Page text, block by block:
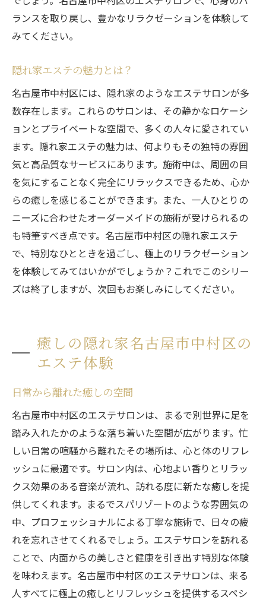
ランスを取り戻し、豊かなリラクゼーションを体験して
みてください。
隠れ家エステの魅力とは？
名古屋市中村区には、隠れ家のようなエステサロンが多
数存在します。これらのサロンは、その静かなロケーシ
ョンとプライベートな空間で、多くの人々に愛されてい
ます。隠れ家エステの魅力は、何よりもその独特の雰囲
気と高品質なサービスにあります。施術中は、周囲の目
を気にすることなく完全にリラックスできるため、心か
らの癒しを感じることができます。また、一人ひとりの
ニーズに合わせたオーダーメイドの施術が受けられるの
も特筆すべき点です。名古屋市中村区の隠れ家エステ
で、特別なひとときを過ごし、極上のリラクゼーション
を体験してみてはいかがでしょうか？これでこのシリー
ズは終了しますが、次回もお楽しみにしてください。
癒しの隠れ家名古屋市中村区の
エステ体験
日常から離れた癒しの空間
名古屋市中村区のエステサロンは、まるで別世界に足を
踏み入れたかのような落ち着いた空間が広がります。忙
しい日常の喧騒から離れたその場所は、心と体のリフレ
ッシュに最適です。サロン内は、心地よい香りとリラッ
クス効果のある音楽が流れ、訪れる度に新たな癒しを提
供してくれます。まるでスパリゾートのような雰囲気の
中、プロフェッショナルによる丁寧な施術で、日々の疲
れを忘れさせてくれるでしょう。エステサロンを訪れる
ことで、内面からの美しさと健康を引き出す特別な体験
を味わえます。名古屋市中村区のエステサロンは、来る
人すべてに極上の癒しとリフレッシュを提供するスペシ